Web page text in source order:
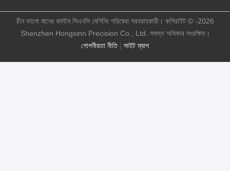
গোপনীয়তা নীতি| সাইট ম্যাপ
চীন ভালো মানের কাস্টম সিএনসি মেশিনিং পরিষেবা সরবরাহকারী। কপিরাইট © -2026
Shenzhen Hongsinn Precision Co., Ltd. সমস্ত অধিকার সংরক্ষিত।